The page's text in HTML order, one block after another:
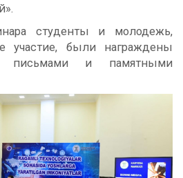
студенты и молодежь,
участие, были награждены
письмами и памятными